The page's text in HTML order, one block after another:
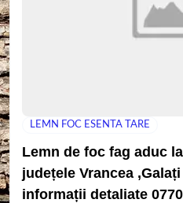
LEMN FOC ESENTA TARE
Lemn de foc fag aduc
județele Vrancea
informații detaliate